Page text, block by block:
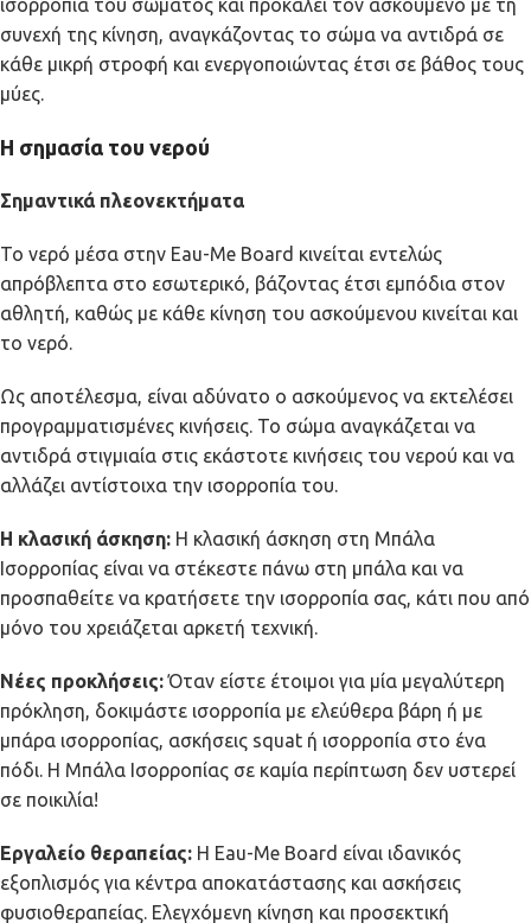
ισορροπία του σώματος και προκαλεί τον ασκούμενο με τη
συνεχή της κίνηση, αναγκάζοντας το σώμα να αντιδρά σε
κάθε μικρή στροφή και ενεργοποιώντας έτσι σε βάθος τους
μύες.
Η σημασία του νερού
Σημαντικά πλεονεκτήματα
Το νερό μέσα στην Eau-Me Board κινείται εντελώς
απρόβλεπτα στο εσωτερικό, βάζοντας έτσι εμπόδια στον
αθλητή, καθώς με κάθε κίνηση του ασκούμενου κινείται και
το νερό.
Ως αποτέλεσμα, είναι αδύνατο ο ασκούμενος να εκτελέσει
προγραμματισμένες κινήσεις. Το σώμα αναγκάζεται να
αντιδρά στιγμιαία στις εκάστοτε κινήσεις του νερού και να
αλλάζει αντίστοιχα την ισορροπία του.
Η κλασική άσκηση: Η κλασική άσκηση στη Μπάλα
Ισορροπίας είναι να στέκεστε πάνω στη μπάλα και να
προσπαθείτε να κρατήσετε την ισορροπία σας, κάτι που από
μόνο του χρειάζεται αρκετή τεχνική.
Νέες προκλήσεις:Όταν είστε έτοιμοι για μία μεγαλύτερη
πρόκληση, δοκιμάστε ισορροπία με ελεύθερα βάρη ή με
μπάρα ισορροπίας, ασκήσεις squat ή ισορροπία στο ένα
πόδι. Η Μπάλα Ισορροπίας σε καμία περίπτωση δεν υστερεί
σε ποικιλία!
Εργαλείο θεραπείας: Η Eau-Me Board είναι ιδανικός
εξοπλισμός για κέντρα αποκατάστασης και ασκήσεις
φυσιοθεραπείας. Ελεγχόμενη κίνηση και προσεκτική